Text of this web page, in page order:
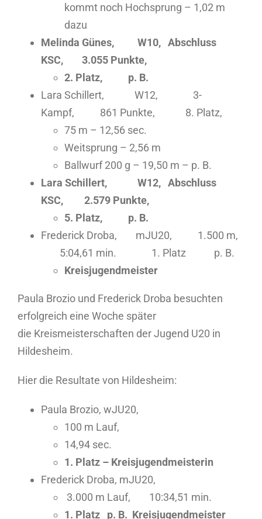
kommt noch Hochsprung – 1,02 m
dazu
Melinda Günes, W10, Abschluss
KSC, 3.055 Punkte,
2. Platz, p. B.
Lara Schillert, W12, 3-
Kampf, 861 Punkte, 8. Platz,
75 m – 12,56 sec.
Weitsprung – 2,56 m
Ballwurf 200 g – 19,50 m – p. B.
Lara Schillert, W12, Abschluss
KSC, 2.579 Punkte,
5. Platz, p. B.
Frederick Droba, mJU20, 1.500 m,
5:04,61 min. 1. Platz p. B.
Kreisjugendmeister
Paula Brozio und Frederick Droba besuchten
erfolgreich eine Woche später
die Kreismeisterschaften der Jugend U20 in
Hildesheim.
Hier die Resultate von Hildesheim:
Paula Brozio, wJU20,
100 m Lauf,
14,94 sec.
1. Platz – Kreisjugendmeisterin
Frederick Droba, mJU20,
3.000 m Lauf, 10:34,51 min.
1. Platz p. B. Kreisjugendmeister